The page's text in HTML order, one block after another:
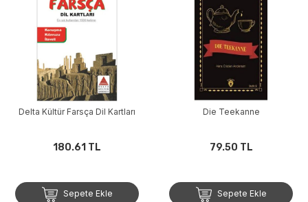
Delta Kültür Farsça Dil Kartları
180.61 TL
Sepete Ekle
Die Teekanne
79.50 TL
Sepete Ekle